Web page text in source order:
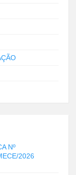
Nº
2026